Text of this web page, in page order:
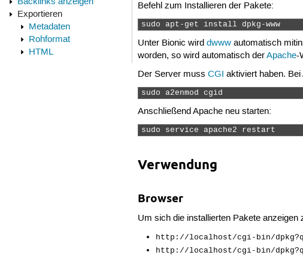
Exportieren
Metadaten
Rohformat
HTML
Befehl zum Installieren der Pakete:
sudo apt-get install dpkg-www
Unter Bionic wirddwww automatisch
worden, so wird automatisch derApache-
Der Server mussCGI aktiviert haben.
sudo a2enmod cgid
Anschließend Apache neu starten:
sudo service apache2 restart
Verwendung
Browser
Um sich die installierten Pakete
http://localhost/cgi-bin/
http://localhost/cgi-bin/